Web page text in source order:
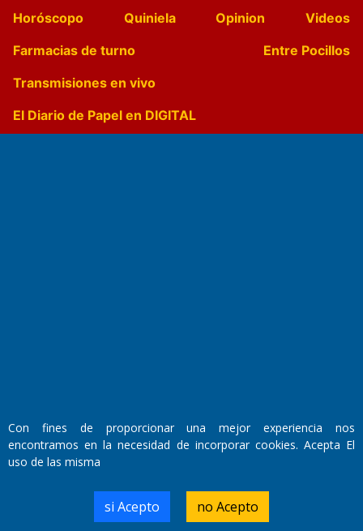
Horóscopo
Quiniela Opinion
Videos
Farmacias de turno
Entre Pocillos
Transmisiones en vivo
El Diario de Papel en DIGITAL
Director Periodístico:
Walter René Goñi
Domicilio Legal: José Ingenieros 855,
Santa Rosa, La Pampa.
Número de Registro DNDA:
Con fines de proporcionar una mejor experiencia nos
encontramos en la necesidad de incorporar cookies. Acepta El
uso de las misma
si Acepto no Acepto